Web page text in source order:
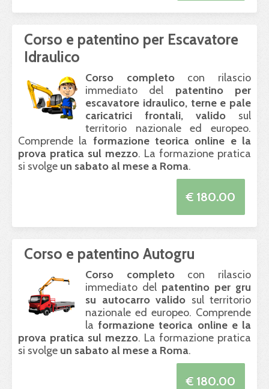
Corso e patentino per Escavatore
Idraulico
Corso completocon rilascio
immediato del patentino per
escavatore idraulico, terne e pale
caricatrici frontali, valido sul
territorio nazionale ed europeo.
Comprende la formazione teorica online e la
prova pratica sul mezzo. La formazione pratica
si svolge un sabato al mese a Roma.
€ 180.00
Corso e patentino Autogru
Corso completocon rilascio
immediato del patentino per gru
su autocarro valido sul territorio
nazionale ed europeo. Comprende
laformazione teorica online e la
prova pratica sul mezzo. La formazione pratica
si svolge un sabato al mese a Roma.
€ 180.00